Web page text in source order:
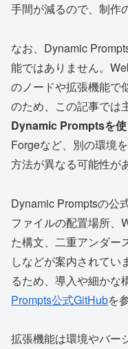
手間が減るので、制作
なお、Dynamic
能ではありません。
のノードや拡張機能で
のため、この記事では
Dynamic Promptsを
Forgeなど、別の環境
方法が異なる可能性が
Dynamic Promptsの公
ファイルの配置場所、
た構文、二重アンダー
しなどが案内されてい
るため、導入や細かな
Prompts公式GitHubを
拡張機能は環境やバー